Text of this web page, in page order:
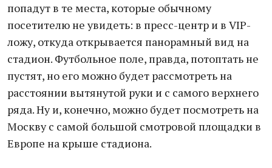
попадут в те места, которые обычному
посетителю не увидеть: в пресс-центр и в VIP-
ложу, откуда открывается панорамный вид на
стадион. Футбольное поле, правда, потоптать не
пустят, но его можно будет рассмотреть на
расстоянии вытянутой руки и с самого верхнего
ряда. Ну и, конечно, можно будет посмотреть на
Москву с самой большой смотровой площадки в
Европе на крыше стадиона.